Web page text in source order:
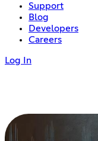
Support
Blog
Developers
Careers
Log In